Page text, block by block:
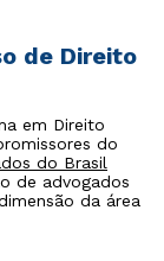
que regem
Pública,
e serviços
de Direito
em Direito
do
do Brasil
de advogados
da área